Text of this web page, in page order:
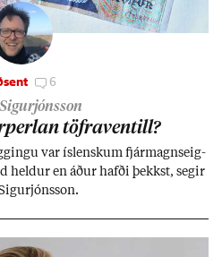
6
töfra­ventill?
var ís­lensk­um fjár­magns­eig­
en áð­ur hafði þekkst, seg­ir